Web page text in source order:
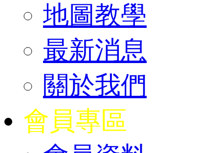
地圖教學
最新消息
關於我們
會員專區